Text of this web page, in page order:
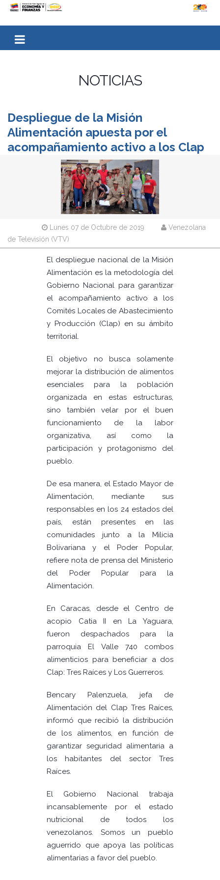
NOTICIAS
Despliegue de la Misión
Alimentación apuesta por el
acompañamiento activo a los Clap
Lunes 07 de Octubre de 2019
Venezolana
de Televisión (VTV)
El despliegue nacional de la Misión
Alimentación es la metodología del
Gobierno Nacional para garantizar
el acompañamiento activo a los
Comités Locales de Abastecimiento
y Producción (Clap) en su ámbito
territorial.
El objetivo no busca solamente
mejorar la distribución de alimentos
esenciales para la población
organizada en estas estructuras,
sino también velar por el buen
funcionamiento de la labor
organizativa, así como la
participación y protagonismo del
pueblo.
De esa manera, el Estado Mayor de
Alimentación, mediante sus
responsables en los 24 estados del
país, están presentes en las
comunidades junto a la Milicia
Bolivariana y el Poder Popular,
refiere nota de prensa del Ministerio
del Poder Popular para la
Alimentación.
En Caracas, desde el Centro de
acopio Catia II en La Yaguara,
fueron despachados para la
parroquia El Valle 740 combos
alimenticios para beneficiar a dos
Clap: Tres Raíces y Los Guerreros.
Bencary Palenzuela, jefa de
Alimentación del Clap Tres Raíces,
informó que recibió la distribución
de los alimentos, en función de
garantizar seguridad alimentaria a
los habitantes del sector Tres
Raíces.
El Gobierno Nacional trabaja
incansablemente por el estado
nutricional de todos los
venezolanos. Somos un pueblo
aguerrido que apoya las políticas
alimentarias a favor del pueblo.